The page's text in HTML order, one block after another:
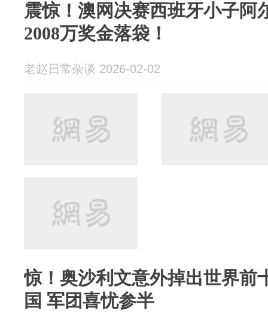
震惊！澳网决赛西班牙小子阿
2008万奖金落袋！
老赵日常杂谈 2026-02-02
惊！奥沙利文意外掉出世界前
国 军团喜忧参半